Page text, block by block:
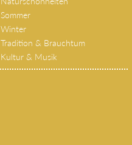
Bad Aussee
Naturschönheiten
Sommer
Winter